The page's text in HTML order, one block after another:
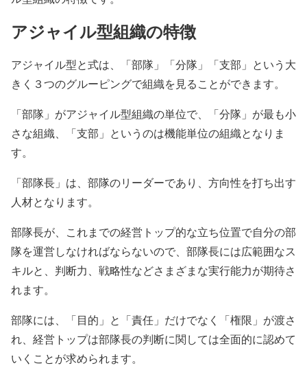
アジャイル型組織の特徴
アジャイル型と式は、「部隊」「分隊」「支部」という大
きく３つのグルーピングで組織を見ることができます。
「部隊」がアジャイル型組織の単位で、「分隊」が最も小
さな組織、「支部」というのは機能単位の組織となりま
す。
「部隊長」は、部隊のリーダーであり、方向性を打ち出す
人材となります。
部隊長が、これまでの経営トップ的な立ち位置で自分の部
隊を運営しなければならないので、部隊長には広範囲なス
キルと、判断力、戦略性などさまざまな実行能力が期待さ
れます。
部隊には、「目的」と「責任」だけでなく「権限」が渡さ
れ、経営トップは部隊長の判断に関しては全面的に認めて
いくことが求められます。